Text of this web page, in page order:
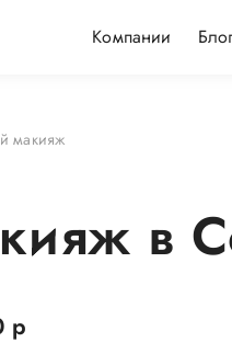
Компании
макияж
в
р